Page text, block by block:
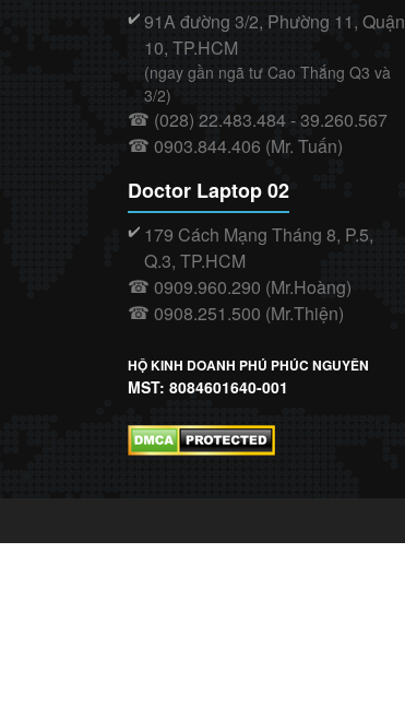
✔️ 91A đường 3/2, Phường 11, Quận
10, TP.HCM
(ngay gần ngã tư Cao Thắng Q3 và
3/2)
☎ (028) 22.483.484 - 39.260.567
☎ 0903.844.406 (Mr. Tuấn)
Doctor Laptop 02
✔️ 179 Cách Mạng Tháng 8, P.5,
Q.3, TP.HCM
☎ 0909.960.290 (Mr.Hoàng)
☎ 0908.251.500 (Mr.Thiện)
HỘ KINH DOANH PHÚ PHÚC NGUYÊN
MST: 8084601640-001